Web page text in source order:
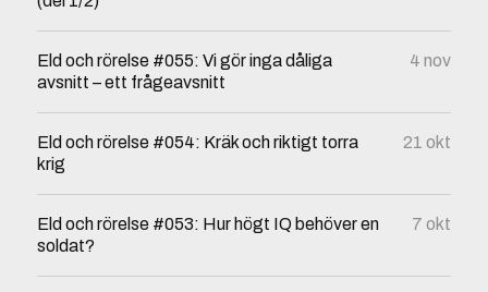
Eld och rörelse #055: Vi gör inga dåliga
avsnitt – ett frågeavsnitt
4 nov
Eld och rörelse #054: Kräk och riktigt torra
krig
21 okt
Eld och rörelse #053: Hur högt IQ behöver en
soldat?
7 okt